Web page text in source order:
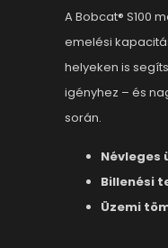
A Bobcat® S100
emelési
helyeken is
igényhez – és
során.
Névleges
Billenési
Üzemi